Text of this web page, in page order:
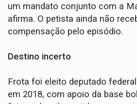
um mandato conjunto com a
afirma. O petista ainda não
compensação pelo episódio.
Destino incerto
Frota foi eleito deputado
em 2018, com apoio da base